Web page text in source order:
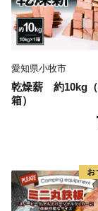
愛知県小牧市
乾燥薪 約10kg
箱）